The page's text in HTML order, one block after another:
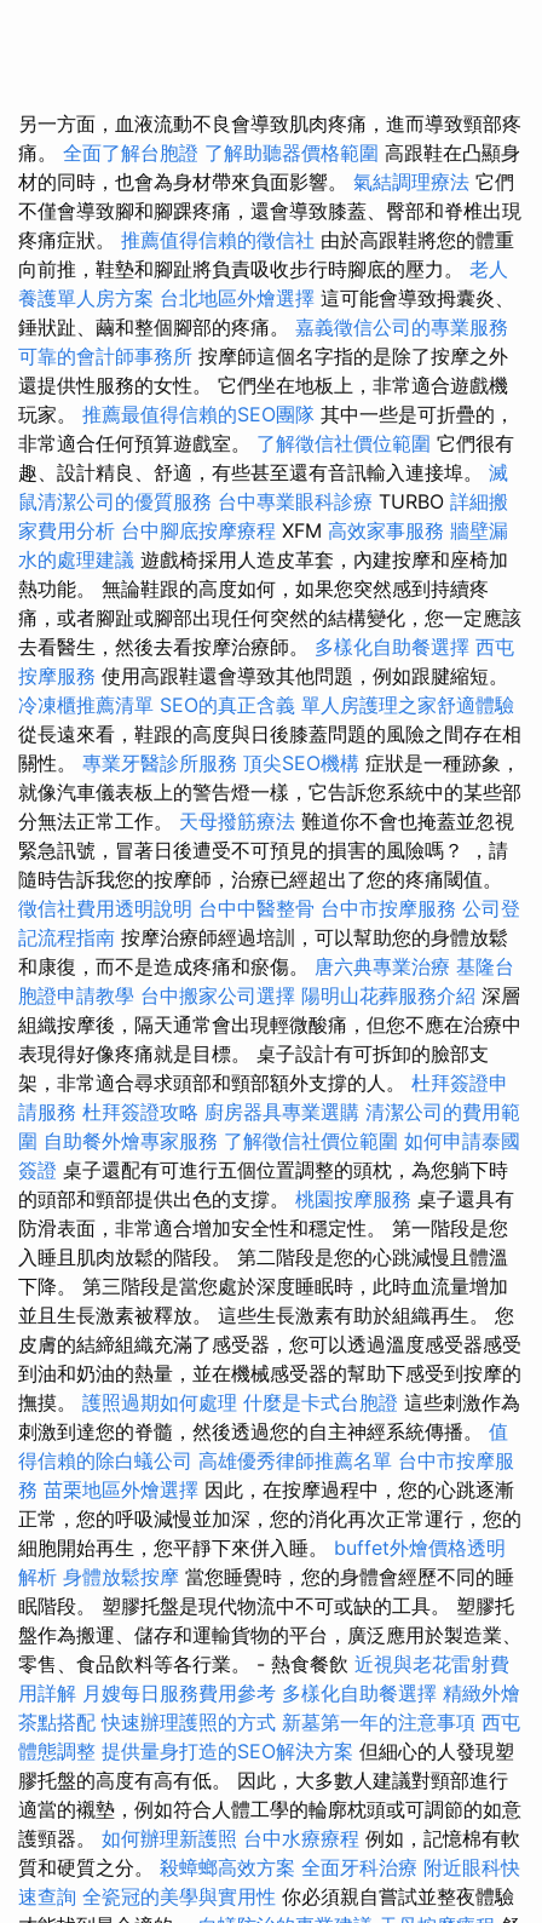
另一方面，血液流動不良會導致肌肉疼痛，進而導致頸部疼
痛。 全面了解台胞證 了解助聽器價格範圍 高跟鞋在凸顯身
材的同時，也會為身材帶來負面影響。 氣結調理療法 它們
不僅會導致腳和腳踝疼痛，還會導致膝蓋、臀部和脊椎出現
疼痛症狀。 推薦值得信賴的徵信社 由於高跟鞋將您的體重
向前推，鞋墊和腳趾將負責吸收步行時腳底的壓力。 老人
養護單人房方案 台北地區外燴選擇 這可能會導致拇囊炎、
錘狀趾、繭和整個腳部的疼痛。 嘉義徵信公司的專業服務
可靠的會計師事務所 按摩師這個名字指的是除了按摩之外
還提供性服務的女性。 它們坐在地板上，非常適合遊戲機
玩家。 推薦最值得信賴的SEO團隊 其中一些是可折疊的，
非常適合任何預算遊戲室。 了解徵信社價位範圍 它們很有
趣、設計精良、舒適，有些甚至還有音訊輸入連接埠。 滅
鼠清潔公司的優質服務 台中專業眼科診療 TURBO 詳細搬
家費用分析 台中腳底按摩療程 XFM 高效家事服務 牆壁漏
水的處理建議 遊戲椅採用人造皮革套，內建按摩和座椅加
熱功能。 無論鞋跟的高度如何，如果您突然感到持續疼
痛，或者腳趾或腳部出現任何突然的結構變化，您一定應該
去看醫生，然後去看按摩治療師。 多樣化自助餐選擇 西屯
按摩服務 使用高跟鞋還會導致其他問題，例如跟腱縮短。
冷凍櫃推薦清單 SEO的真正含義 單人房護理之家舒適體驗
從長遠來看，鞋跟的高度與日後膝蓋問題的風險之間存在相
關性。 專業牙醫診所服務 頂尖SEO機構 症狀是一種跡象，
就像汽車儀表板上的警告燈一樣，它告訴您系統中的某些部
分無法正常工作。 天母撥筋療法 難道你不會也掩蓋並忽視
緊急訊號，冒著日後遭受不可預見的損害的風險嗎？ ，請
隨時告訴我您的按摩師，治療已經超出了您的疼痛閾值。
徵信社費用透明說明 台中中醫整骨 台中市按摩服務 公司登
記流程指南 按摩治療師經過培訓，可以幫助您的身體放鬆
和康復，而不是造成疼痛和瘀傷。 唐六典專業治療 基隆台
胞證申請教學 台中搬家公司選擇 陽明山花葬服務介紹 深層
組織按摩後，隔天通常會出現輕微酸痛，但您不應在治療中
表現得好像疼痛就是目標。 桌子設計有可拆卸的臉部支
架，非常適合尋求頭部和頸部額外支撐的人。 杜拜簽證申
請服務 杜拜簽證攻略 廚房器具專業選購 清潔公司的費用範
圍 自助餐外燴專家服務 了解徵信社價位範圍 如何申請泰國
簽證 桌子還配有可進行五個位置調整的頭枕，為您躺下時
的頭部和頸部提供出色的支撐。 桃園按摩服務 桌子還具有
防滑表面，非常適合增加安全性和穩定性。 第一階段是您
入睡且肌肉放鬆的階段。 第二階段是您的心跳減慢且體溫
下降。 第三階段是當您處於深度睡眠時，此時血流量增加
並且生長激素被釋放。 這些生長激素有助於組織再生。 您
皮膚的結締組織充滿了感受器，您可以透過溫度感受器感受
到油和奶油的熱量，並在機械感受器的幫助下感受到按摩的
撫摸。 護照過期如何處理 什麼是卡式台胞證 這些刺激作為
刺激到達您的脊髓，然後透過您的自主神經系統傳播。 值
得信賴的除白蟻公司 高雄優秀律師推薦名單 台中市按摩服
務 苗栗地區外燴選擇 因此，在按摩過程中，您的心跳逐漸
正常，您的呼吸減慢並加深，您的消化再次正常運行，您的
細胞開始再生，您平靜下來併入睡。 buffet外燴價格透明
解析 身體放鬆按摩 當您睡覺時，您的身體會經歷不同的睡
眠階段。 塑膠托盤是現代物流中不可或缺的工具。 塑膠托
盤作為搬運、儲存和運輸貨物的平台，廣泛應用於製造業、
零售、食品飲料等各行業。 - 熱食餐飲 近視與老花雷射費
用詳解 月嫂每日服務費用參考 多樣化自助餐選擇 精緻外燴
茶點搭配 快速辦理護照的方式 新墓第一年的注意事項 西屯
體態調整 提供量身打造的SEO解決方案 但細心的人發現塑
膠托盤的高度有高有低。 因此，大多數人建議對頸部進行
適當的襯墊，例如符合人體工學的輪廓枕頭或可調節的如意
護頸器。 如何辦理新護照 台中水療療程 例如，記憶棉有軟
質和硬質之分。 殺蟑螂高效方案 全面牙科治療 附近眼科快
速查詢 全瓷冠的美學與實用性 你必須親自嘗試並整夜體驗